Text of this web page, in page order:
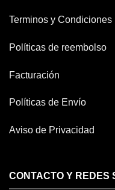
Terminos y Condiciones
Políticas de reembolso
Facturación
Políticas de Envío
Aviso de Privacidad
CONTACTO Y REDES